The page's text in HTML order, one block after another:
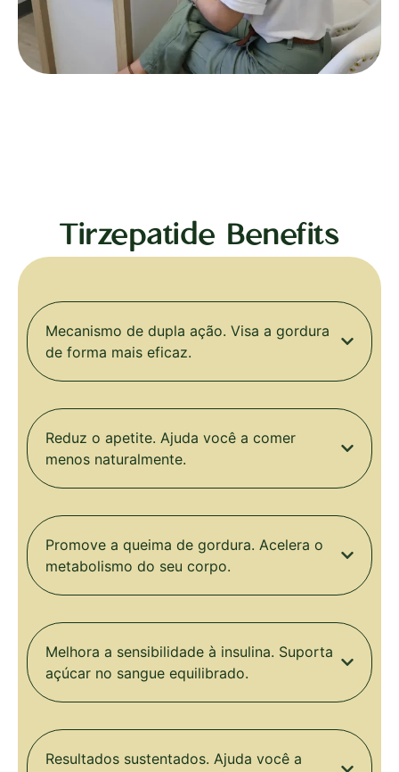
Tirzepatide Benefits
Mecanismo de dupla ação. Visa a gordura
de forma mais eficaz.
Reduz o apetite. Ajuda você a comer
menos naturalmente.
Promove a queima de gordura. Acelera o
metabolismo do seu corpo.
Melhora a sensibilidade à insulina. Suporta
açúcar no sangue equilibrado.
Resultados sustentados. Ajuda você a